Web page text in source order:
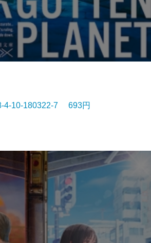
4-10-180322-7 693円